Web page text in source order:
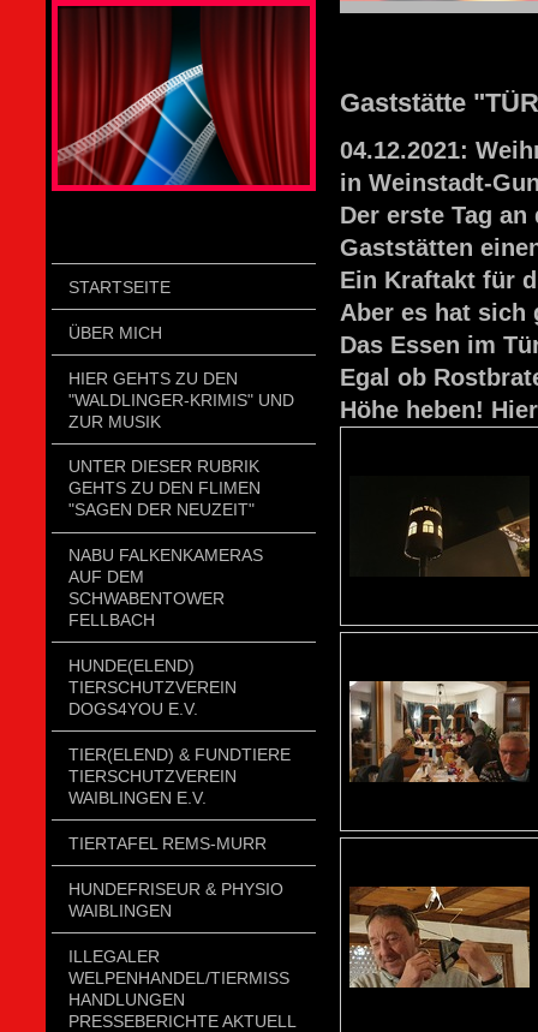
STARTSEITE
ÜBER MICH
HIER GEHTS ZU DEN
"WALDLINGER-KRIMIS" UND
ZUR MUSIK
UNTER DIESER RUBRIK
GEHTS ZU DEN FLIMEN
"SAGEN DER NEUZEIT"
NABU FALKENKAMERAS
AUF DEM
SCHWABENTOWER
FELLBACH
HUNDE(ELEND)
TIERSCHUTZVEREIN
DOGS4YOU E.V.
TIER(ELEND) & FUNDTIERE
TIERSCHUTZVEREIN
WAIBLINGEN E.V.
TIERTAFEL REMS-MURR
HUNDEFRISEUR & PHYSIO
WAIBLINGEN
ILLEGALER
WELPENHANDEL/TIERMISSH
ANDLUNGEN P
RESSEBERICHTE AKTUELL
Gaststätte
04.12.2021:
in Weinstadt-
Der erste Tag
Gaststätten
Ein Kraftakt für
Aber es hat sich
Das Essen im
Egal ob
Höhe heben!